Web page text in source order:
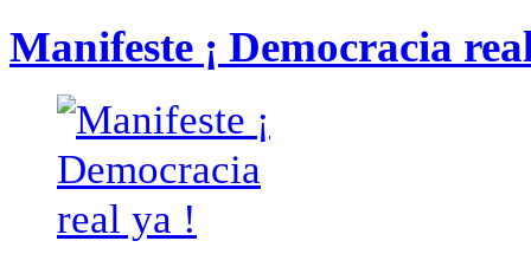
Manifeste ¡ Democracia